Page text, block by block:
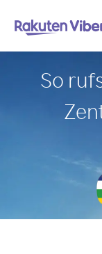
So